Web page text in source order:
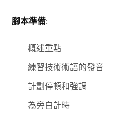
腳本準備:
概述重點
練習技術術語的發音
計劃停頓和強調
為旁白計時